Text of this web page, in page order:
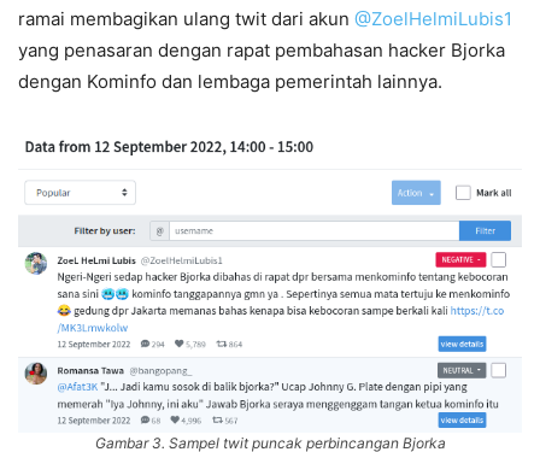
ramai membagikan ulang twit dari akun @ZoelHelmiLubis1
yang penasaran dengan rapat pembahasan hacker Bjorka
dengan Kominfo dan lembaga pemerintah lainnya.
Gambar 3. Sampel twit puncak perbincangan Bjorka